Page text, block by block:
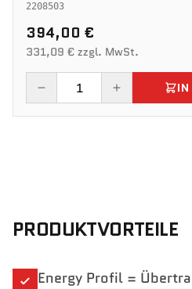
2208503
394,00 €
331,09 € zzgl. MwSt.
IN
PRODUKTVORTEILE
Energy Profil =